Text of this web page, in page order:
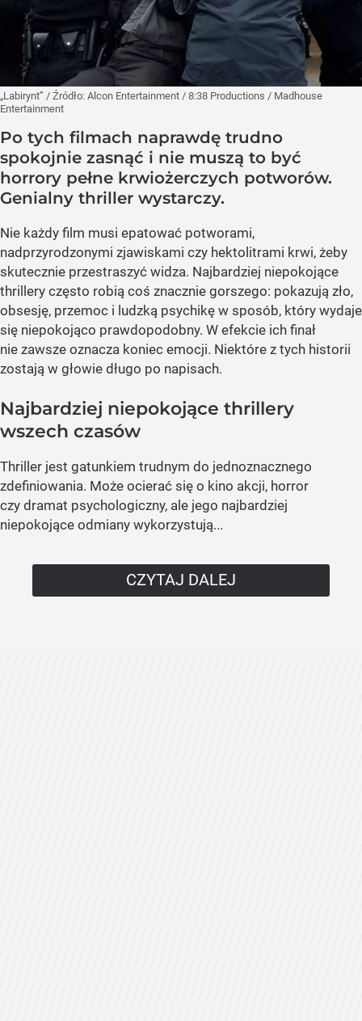
„Labirynt” / Źródło: Alcon Entertainment / 8:38 Productions / Madhouse
Entertainment
Po tych filmach naprawdę trudno
spokojnie zasnąć i nie muszą to być
horrory pełne krwiożerczych potworów.
Genialny thriller wystarczy.
Nie każdy film musi epatować potworami,
nadprzyrodzonymi zjawiskami czy hektolitrami krwi, żeby
skutecznie przestraszyć widza. Najbardziej niepokojące
thrillery często robią coś znacznie gorszego: pokazują zło,
obsesję, przemoc i ludzką psychikę w sposób, który wydaje
się niepokojąco prawdopodobny. W efekcie ich finał
nie zawsze oznacza koniec emocji. Niektóre z tych historii
zostają w głowie długo po napisach.
Najbardziej niepokojące thrillery
wszech czasów
Thriller jest gatunkiem trudnym do jednoznacznego
zdefiniowania. Może ocierać się o kino akcji, horror
czy dramat psychologiczny, ale jego najbardziej
niepokojące odmiany wykorzystują...
CZYTAJ DALEJ